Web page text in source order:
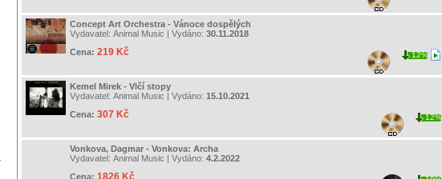
Concept Art Orchestra - Vánoce dospělých
Vydavatel: Animal Music | Vydáno: 30.11.2018
Cena: 219 Kč 12%
Kemel Mirek - Vlčí stopy
Vydavatel: Animal Music | Vydáno: 15.10.2021
Cena: 307 Kč 12%
Vonkova, Dagmar - Vonkova: Archa
Vydavatel: Animal Music | Vydáno: 4.2.2022
Cena: 1826 Kč